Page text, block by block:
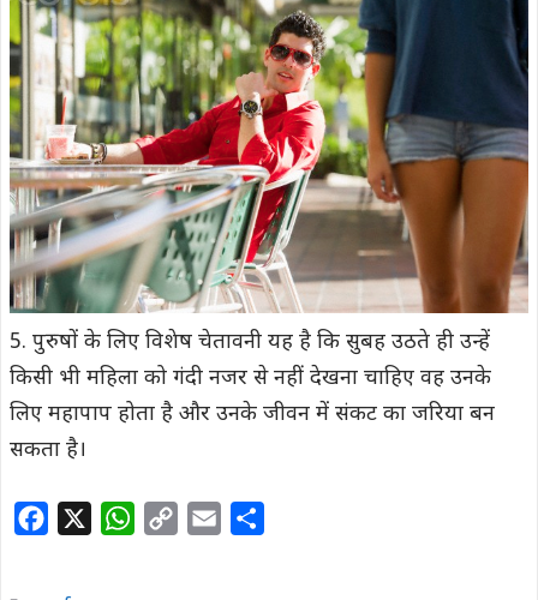
5. पुरुषों के लिए विशेष चेतावनी यह है कि सुबह उठते ही उन्हें
किसी भी महिला को गंदी नजर से नहीं देखना चाहिए वह उनके
लिए महापाप होता है और उनके जीवन में संकट का जरिया बन
सकता है।
W